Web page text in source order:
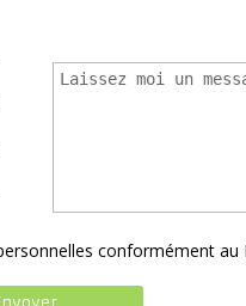
conformément au